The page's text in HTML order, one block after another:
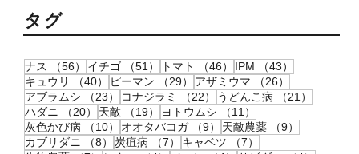
タグ
ナス （56） 56件の記事
イチゴ （51） 51件の記事
トマト （46） 46件の記事
IPM （43）
キュウリ
（40） 40件の記事
ピーマン （29） 29件の記事
アザミウマ （26）
アブラムシ
（23） 23件の記事
コナジラミ （22） 22件の記事
うどんこ病 （21）
ハダニ
（20） 20件の記事
天敵 （19） 19件の記事
ヨトウムシ （11）
灰色かび病
（10） 10件の記事
オオタバコガ （9） 9件の記事
天敵農薬 （9）
カブリダニ
（8） 8件の記事
炭疽病 （7） 7件の記事
キャベツ （7）